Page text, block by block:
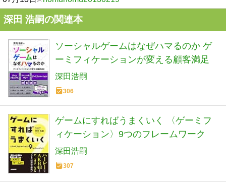
深田 浩嗣の関連本
ソーシャルゲームはなぜハマるのか ゲ
ーミフィケーションが変える顧客満足
深田浩嗣
306
ゲームにすればうまくいく 〈ゲーミフ
ィケーション〉9つのフレームワーク
深田浩嗣
307